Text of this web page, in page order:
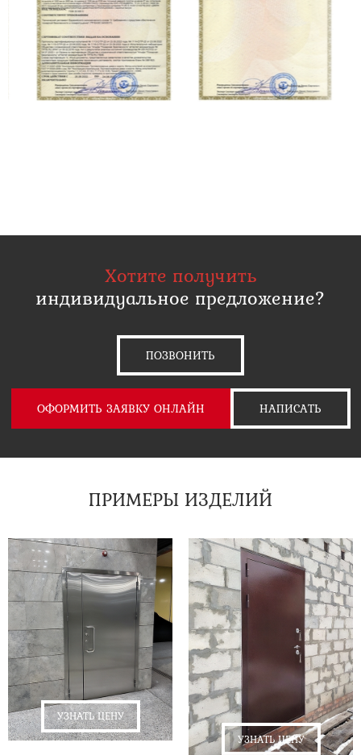
Хотите получить
индивидуальное предложение?
ПОЗВОНИТЬ
ОФОРМИТЬ ЗАЯВКУ ОНЛАЙН НАПИСАТЬ
ПРИМЕРЫ ИЗДЕЛИЙ
УЗНАТЬ ЦЕНУ
УЗНАТЬ ЦЕНУ